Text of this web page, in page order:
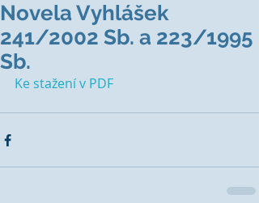
Novela Vyhlášek
241/2002 Sb. a 223/1995
Sb.
Ke stažení v PDF